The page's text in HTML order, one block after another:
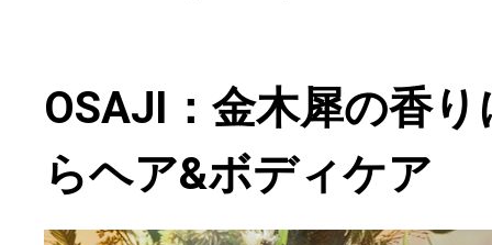
OSAJI：金木犀の香
らヘア&ボディケア